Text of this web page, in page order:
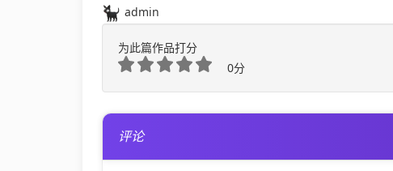
admin
为此篇作品打分
0分
评论